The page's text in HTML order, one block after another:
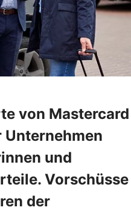
von Mastercard
Unternehmen
und
Vorschüsse
der